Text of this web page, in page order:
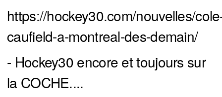
https://hockey30.com/nouvelles/
caufield-a-montreal-des-demain/
- Hockey30 encore et toujours sur
la COCHE....